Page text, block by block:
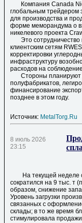
Компания Canada
глобальным трейдером
для производства и
форме меморандума о
никелевого проекта
Это сотрудничество
клиентским сетям
корректировки
инфраструктуру
расходов на
Стороны планируют
полуфабрикатов,
финансирование
позднее в этом году.
Источник: MetalTorg.Ru
8 июль 2026
23:15
На текущей неделе
сократился на 9 тыс. т
образом, снижение
Уровень загрузки
связанных с
склады; в то же время
стимулировала